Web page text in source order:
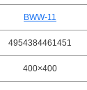
BWW-11
4954384461451
400×400